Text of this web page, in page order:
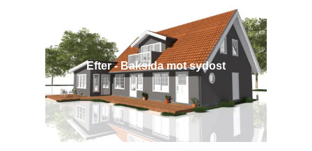
Efter - Baksida mot sydost